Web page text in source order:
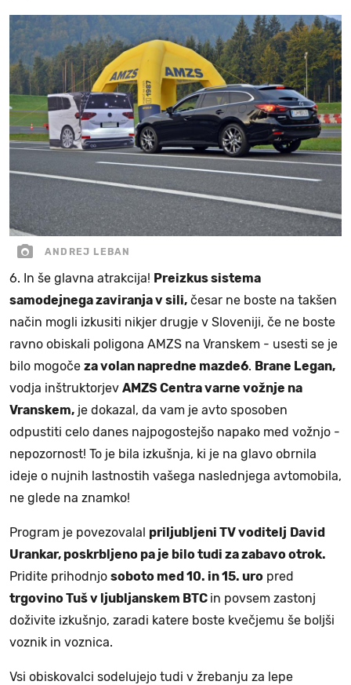
ANDREJ LEBAN
6. In še glavna atrakcija! Preizkus sistema
samodejnega zaviranja v sili, česar ne boste na takšen
način mogli izkusiti nikjer drugje v Sloveniji, če ne boste
ravno obiskali poligona AMZS na Vranskem - usesti se je
bilo mogoče za volan napredne mazde6. Brane Legan,
vodja inštruktorjev AMZS Centra varne vožnje na
Vranskem, je dokazal, da vam je avto sposoben
odpustiti celo danes najpogostejšo napako med vožnjo -
nepozornost! To je bila izkušnja, ki je na glavo obrnila
ideje o nujnih lastnostih vašega naslednjega avtomobila,
ne glede na znamko!
Program je povezovalal priljubljeni TV voditelj David
Urankar, poskrbljeno pa je bilo tudi za zabavo otrok.
Pridite prihodnjo soboto med 10. in 15. uro pred
trgovino Tuš v ljubljanskem BTC in povsem zastonj
doživite izkušnjo, zaradi katere boste kvečjemu še boljši
voznik in voznica.
Vsi obiskovalci sodelujejo tudi v žrebanju za lepe